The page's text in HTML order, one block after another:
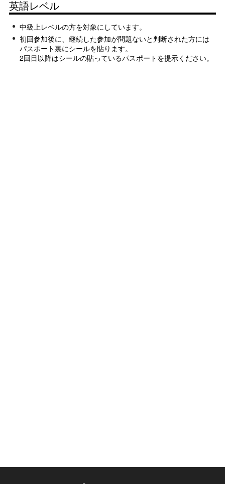
英語レベル
中級上レベルの方を対象にしています。
初回参加後に、継続した参加が問題ないと判断された方には
パスポート裏にシールを貼ります。
2回目以降はシールの貼っているパスポートを提示ください。